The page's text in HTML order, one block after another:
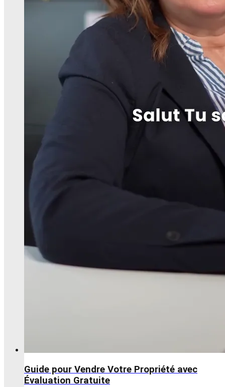
Guide pour Vendre Votre Propriété avec
Évaluation Gratuite